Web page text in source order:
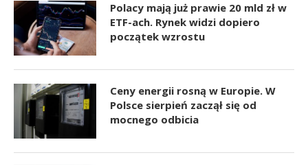
Polacy mają już prawie 20 mld zł w
ETF-ach. Rynek widzi dopiero
początek wzrostu
Ceny energii rosną w Europie. W
Polsce sierpień zaczął się od
mocnego odbicia